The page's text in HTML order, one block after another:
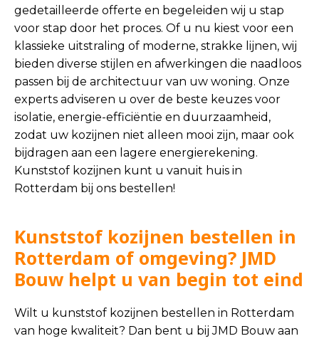
gedetailleerde offerte en begeleiden wij u stap
voor stap door het proces. Of u nu kiest voor een
klassieke uitstraling of moderne, strakke lijnen, wij
bieden diverse stijlen en afwerkingen die naadloos
passen bij de architectuur van uw woning. Onze
experts adviseren u over de beste keuzes voor
isolatie, energie-efficiëntie en duurzaamheid,
zodat uw kozijnen niet alleen mooi zijn, maar ook
bijdragen aan een lagere energierekening.
Kunststof kozijnen kunt u vanuit huis in
Rotterdam bij ons bestellen!
Kunststof kozijnen bestellen in
Rotterdam of omgeving? JMD
Bouw helpt u van begin tot eind
Wilt u kunststof kozijnen bestellen in Rotterdam
van hoge kwaliteit? Dan bent u bij JMD Bouw aan